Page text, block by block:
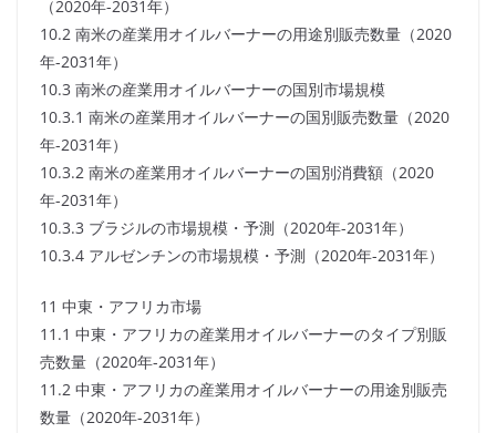
（2020年-2031年）
10.2 南米の産業用オイルバーナーの用途別販売数量（2020
年-2031年）
10.3 南米の産業用オイルバーナーの国別市場規模
10.3.1 南米の産業用オイルバーナーの国別販売数量（2020
年-2031年）
10.3.2 南米の産業用オイルバーナーの国別消費額（2020
年-2031年）
10.3.3 ブラジルの市場規模・予測（2020年-2031年）
10.3.4 アルゼンチンの市場規模・予測（2020年-2031年）
11 中東・アフリカ市場
11.1 中東・アフリカの産業用オイルバーナーのタイプ別販
売数量（2020年-2031年）
11.2 中東・アフリカの産業用オイルバーナーの用途別販売
数量（2020年-2031年）